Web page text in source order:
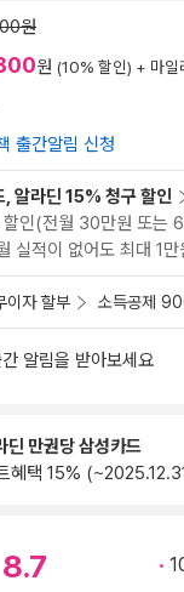
원
원 (10% 할인) + 마일
출간알림 신청
, 알라딘 15% 청구 할인
할인(전월 30만원 또는
실적이 없어도 최대 1
이자 할부 소득공제
알림을 받아보세요
만권당 삼성카드
혜택 15%
8.7